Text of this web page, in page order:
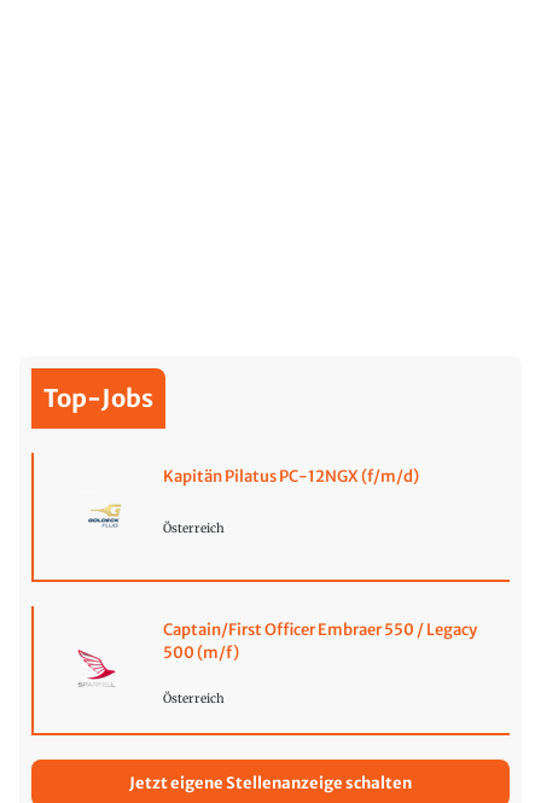
Top-Jobs
Kapitän Pilatus PC-12NGX (f/m/d)
Österreich
Captain/First Officer Embraer 550 / Legacy
500 (m/f)
Österreich
Jetzt eigene Stellenanzeige schalten